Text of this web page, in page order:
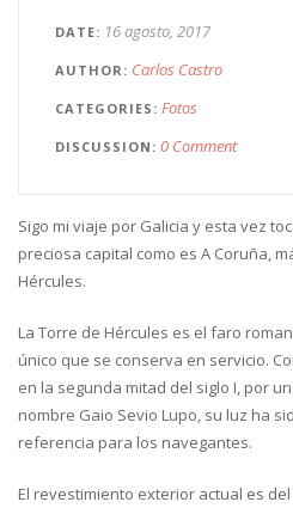
DATE 16 agosto, 2017
AUTHOR Carlos Castro
CATEGORIES Fotos
DISCUSSION 0 Comment
Sigo mi viaje por Galicia y esta vez
preciosa capital como es A Coruña,
Hércules.
La Torre de Hércules es el faro
único que se conserva en servicio.
en la segunda mitad del siglo I, por
nombre Gaio Sevio Lupo, su luz ha
referencia para los navegantes.
El revestimiento exterior actual es